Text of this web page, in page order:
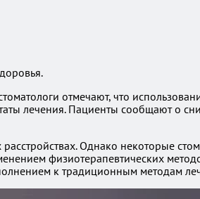
отмечают, что
лечения. Пациенты сообщают о
Однако некоторые
физиотерапевтических
к традиционным методам